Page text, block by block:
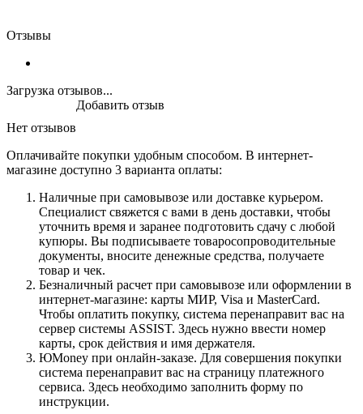
Отзывы
Загрузка отзывов...
Нет отзывов
Добавить отзыв
Оплачивайте покупки удобным способом. В интернет-
магазине доступно 3 варианта оплаты:
Наличные при самовывозе или доставке курьером.
Специалист свяжется с вами в день доставки, чтобы
уточнить время и заранее подготовить сдачу с любой
купюры. Вы подписываете товаросопроводительные
документы, вносите денежные средства, получаете
товар и чек.
Безналичный расчет при самовывозе или оформлении в
интернет-магазине: карты МИР, Visa и MasterCard.
Чтобы оплатить покупку, система перенаправит вас на
сервер системы ASSIST. Здесь нужно ввести номер
карты, срок действия и имя держателя.
ЮMoney при онлайн-заказе. Для совершения покупки
система перенаправит вас на страницу платежного
сервиса. Здесь необходимо заполнить форму по
инструкции.